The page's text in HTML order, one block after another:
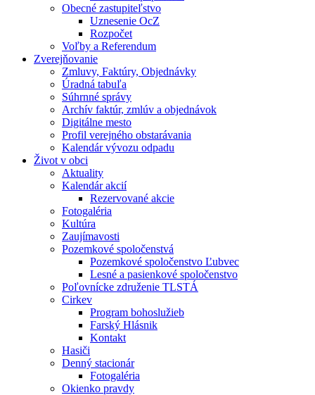
Obecné zastupiteľstvo
Uznesenie OcZ
Rozpočet
Voľby a Referendum
Zverejňovanie
Zmluvy, Faktúry, Objednávky
Úradná tabuľa
Súhrnné správy
Archív faktúr, zmlúv a objednávok
Digitálne mesto
Profil verejného obstarávania
Kalendár vývozu odpadu
Život v obci
Aktuality
Kalendár akcií
Rezervované akcie
Fotogaléria
Kultúra
Zaujímavosti
Pozemkové spoločenstvá
Pozemkové spoločenstvo Ľubvec
Lesné a pasienkové spoločenstvo
Poľovnícke združenie TLSTÁ
Cirkev
Program bohoslužieb
Farský Hlásnik
Kontakt
Hasiči
Denný stacionár
Fotogaléria
Okienko pravdy